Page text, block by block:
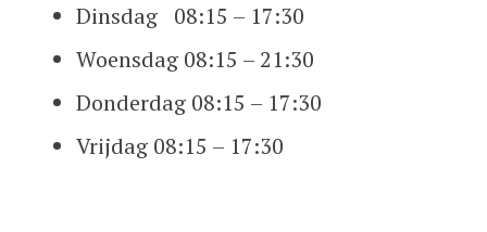
Dinsdag 08:15 – 17:30
Woensdag 08:15 – 21:30
Donderdag 08:15 – 17:30
Vrijdag 08:15 – 17:30